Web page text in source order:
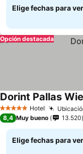
Elige fechas para
Opción destacada
5 Estrellas Hotel
Dorint Pallas
8,4 Muy bueno 13.520
Elige fechas para